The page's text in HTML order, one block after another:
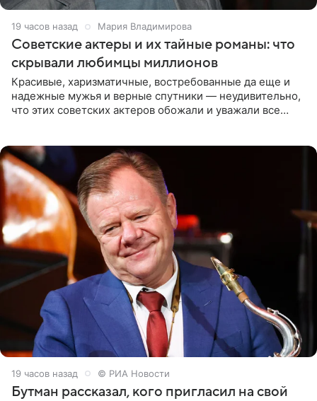
19 часов назад Мария Владимирова
Советские актеры и их тайные романы: что
скрывали любимцы миллионов
Красивые, харизматичные, востребованные да еще и
надежные мужья и верные спутники — неудивительно,
что этих советских актеров обожали и уважали все
19 часов назад © РИА Новости
Бутман рассказал, кого пригласил на свой